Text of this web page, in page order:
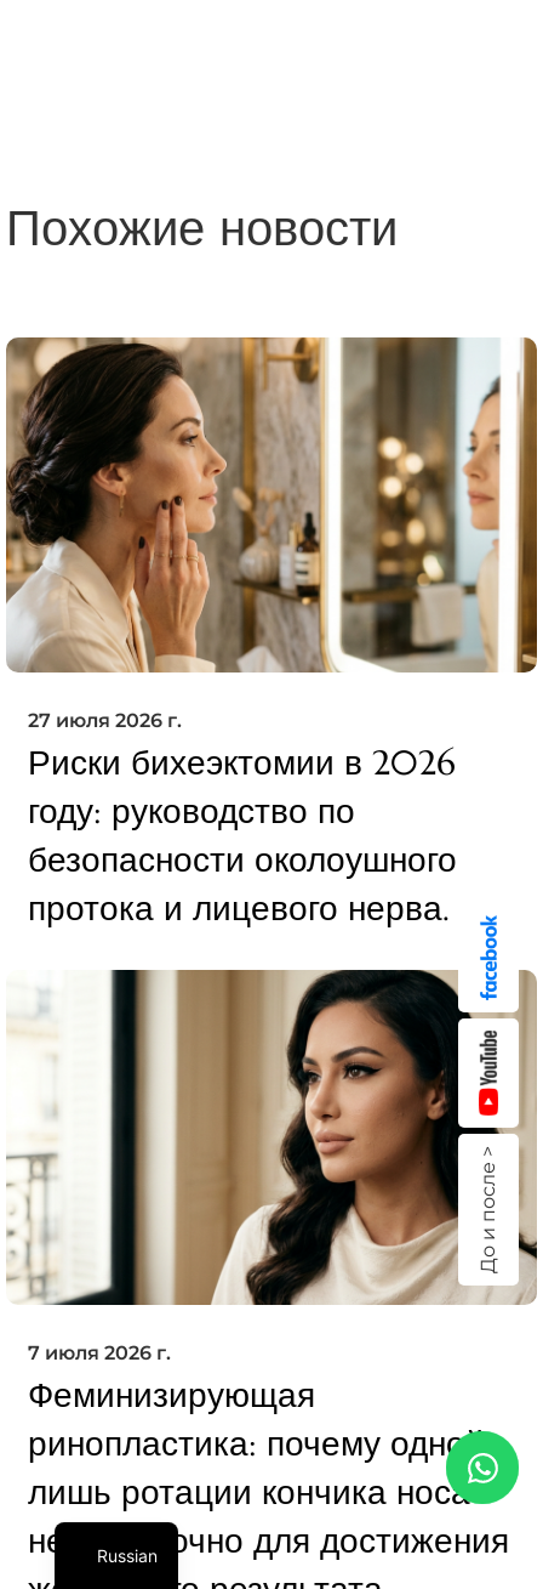
Похожие новости
27 июля 2026 г.
Риски бихеэктомии в 2026
году: руководство по
безопасности околоушного
протока и лицевого нерва.
7 июля 2026 г.
Феминизирующая
ринопластика: почему одной
лишь ротации кончика носа
недостаточно для достижения
До и после >
Russian